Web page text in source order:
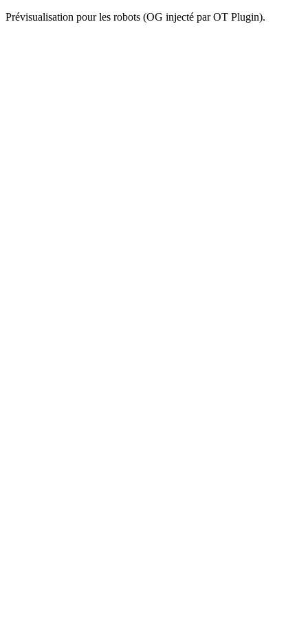
Prévisualisation pour les robots (OG injecté par OT Plugin).